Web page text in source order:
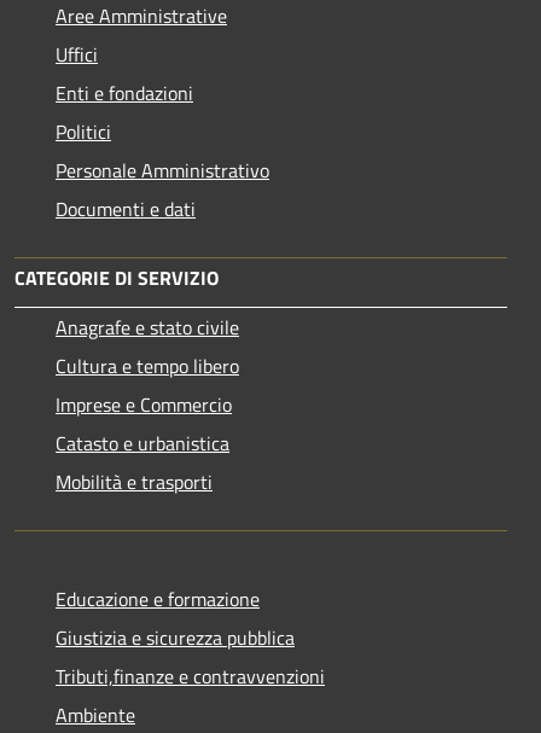
Aree Amministrative
Uffici
Enti e fondazioni
Politici
Personale Amministrativo
Documenti e dati
CATEGORIE DI SERVIZIO
Anagrafe e stato civile
Cultura e tempo libero
Imprese e Commercio
Catasto e urbanistica
Mobilità e trasporti
Educazione e formazione
Giustizia e sicurezza pubblica
Tributi,finanze e contravvenzioni
Ambiente